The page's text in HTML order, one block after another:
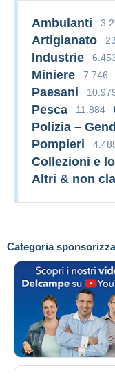
Categoria
Ambulanti
Artigianato
Industrie
Miniere 7.746
Paesani
Pesca 11.884
Polizia –
Pompieri
Collezioni e
Altri & non